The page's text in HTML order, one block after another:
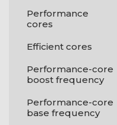
Performance
cores
Efficient cores
Performance-core
boost frequency
Performance-core
base frequency